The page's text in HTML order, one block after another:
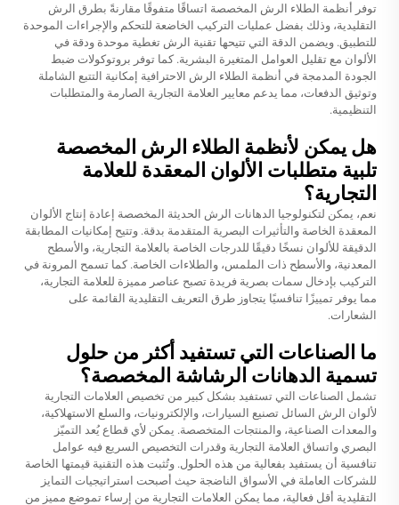
توفر أنظمة الطلاء الرش المخصصة اتساقًا متفوقًا مقارنةً بطرق الرش
التقليدية، وذلك بفضل عمليات التركيب الخاضعة للتحكم والإجراءات الموحدة
للتطبيق. ويضمن الدقة التي تتيحها تقنية الرش تغطية موحدة ودقة في
الألوان مع تقليل العوامل المتغيرة البشرية. كما توفر بروتوكولات ضبط
الجودة المدمجة في أنظمة الطلاء الرش الاحترافية إمكانية التتبع الشاملة
وتوثيق الدفعات، مما يدعم معايير العلامة التجارية الصارمة والمتطلبات
التنظيمية.
هل يمكن لأنظمة الطلاء الرش المخصصة
تلبية متطلبات الألوان المعقدة للعلامة
التجارية؟
نعم، يمكن لتكنولوجيا الدهانات الرش الحديثة المخصصة إعادة إنتاج الألوان
المعقدة الخاصة والتأثيرات البصرية المتقدمة بدقة. وتتيح إمكانيات المطابقة
الدقيقة للألوان نسخًا دقيقًا للدرجات الخاصة بالعلامة التجارية، والأسطح
المعدنية، والأسطح ذات الملمس، والطلاءات الخاصة. كما تسمح المرونة في
التركيب بإدخال سمات بصرية فريدة تصبح عناصر مميزة للعلامة التجارية،
مما يوفر تمييزًا تنافسيًا يتجاوز طرق التعريف التقليدية القائمة على
الشعارات.
ما الصناعات التي تستفيد أكثر من حلول
تسمية الدهانات الرشاشة المخصصة؟
تشمل الصناعات التي تستفيد بشكل كبير من تخصيص العلامات التجارية
لألوان الرش السائل تصنيع السيارات، والإلكترونيات، والسلع الاستهلاكية،
والمعدات الصناعية، والمنتجات المتخصصة. يمكن لأي قطاع يُعد التميّز
البصري واتساق العلامة التجارية وقدرات التخصيص السريع فيه عوامل
تنافسية أن يستفيد بفعالية من هذه الحلول. وتُثبت هذه التقنية قيمتها الخاصة
للشركات العاملة في الأسواق الناضجة حيث أصبحت استراتيجيات التمايز
التقليدية أقل فعالية، مما يمكن العلامات التجارية من إرساء تموضع مميز من